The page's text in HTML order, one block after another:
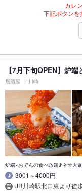
カレ
下記ボタンを
【7月下旬OPEN】炉
居酒屋 川崎
炉端×おでんの食べ放題♪ネオ大
3001～4000円
JR川崎駅北口東より徒